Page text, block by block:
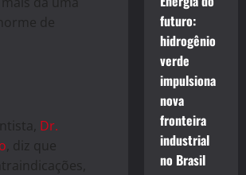
de
Dr.
, diz que
futuro:
hidrogênio
verde
impulsiona
nova
fronteira
industrial
no Brasil